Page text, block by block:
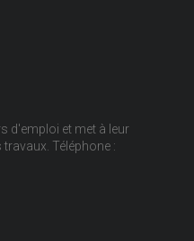
d'emploi et met à leur
Téléphone :